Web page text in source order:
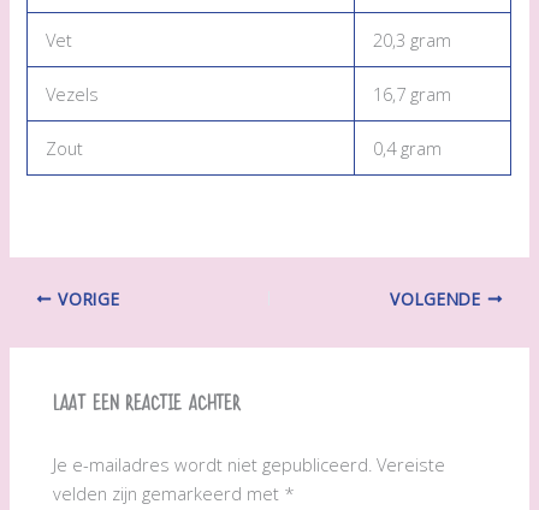
Vet 20,3 gram
Vezels 16,7 gram
Zout 0,4 gram
VORIGE VOLGENDE
Laat een reactie achter
Je e-mailadres wordt niet gepubliceerd. Vereiste
velden zijn gemarkeerd met *